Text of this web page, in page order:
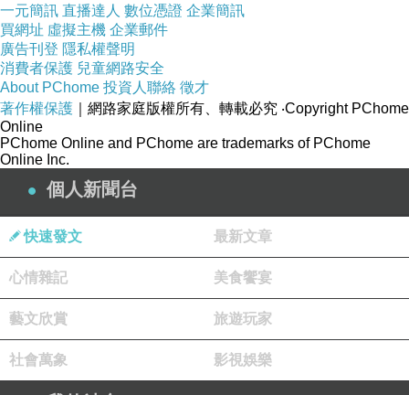
一元簡訊 直播達人 數位憑證 企業簡訊
買網址 虛擬主機 企業郵件
廣告刊登 隱私權聲明
消費者保護 兒童網路安全
About PChome 投資人聯絡 徵才
著作權保護 ｜網路家庭版權所有、轉載必究 ‧Copyright PChome
Online
PChome Online and PChome are trademarks of PChome
Online Inc.
個人新聞台
快速發文 最新文章
心情雜記 美食饗宴
藝文欣賞 旅遊玩家
社會萬象 影視娛樂